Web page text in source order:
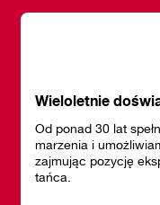
Wieloletnie
Od ponad 30 lat
marzenia i
zajmując pozycję
tańca.